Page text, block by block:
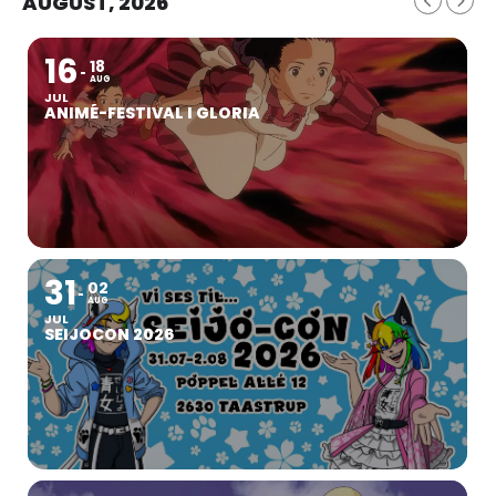
16
JUL
18
AUG
ANIMÉ-FESTIVAL I GLORIA
31
JUL
02
AUG
SEIJOCON 2026